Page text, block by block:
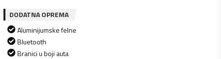
DODATNA OPREMA
Aluminijumske felne
Bluetooth
Branici u boji auta